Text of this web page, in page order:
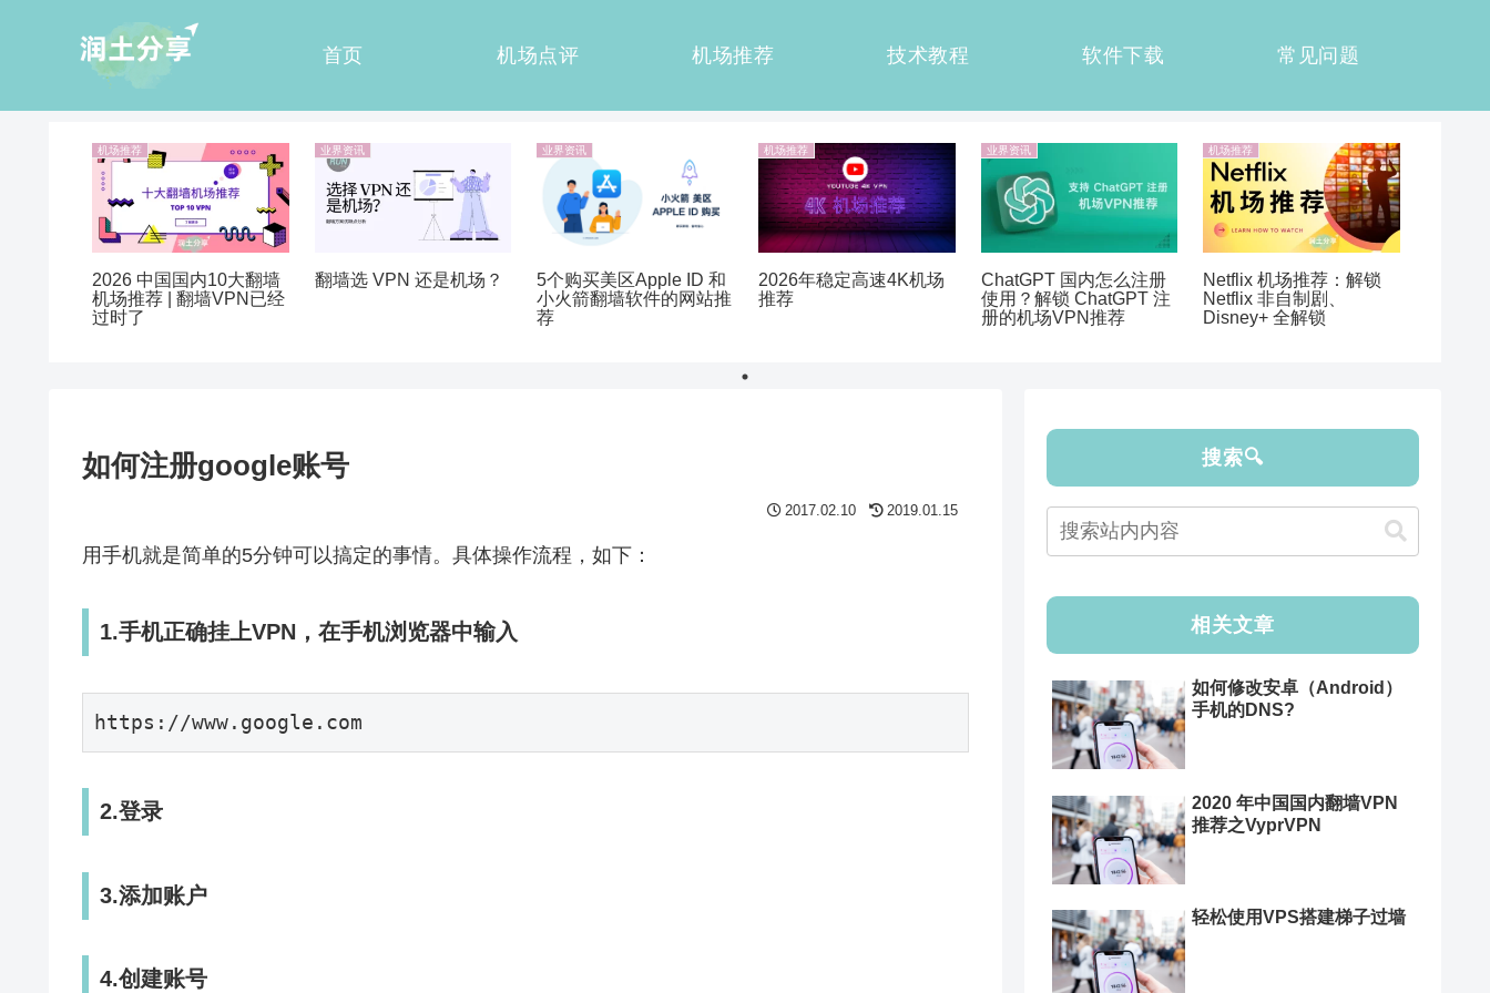
首页 机场点评 机场推荐 技术教程 软件下载 常见问题
机场推荐
2026 中国国内10大翻墙
机场推荐 | 翻墙VPN已经
过时了
业界资讯
翻墙选 VPN 还是机场？
业界资讯
5个购买美区Apple ID 和
小火箭翻墙软件的网站推
荐
机场推荐
2026年稳定高速4K机场
推荐
业界资讯
ChatGPT 国内怎么注册
使用？解锁 ChatGPT 注
册的机场VPN推荐
机场推荐
Netflix 机场推荐：解锁
Netflix 非自制剧、
Disney+ 全解锁
如何注册google账号
2017.02.10 2019.01.15
用手机就是简单的5分钟可以搞定的事情。具体操作流程，如下：
1.手机正确挂上VPN，在手机浏览器中输入
https: //www.google.com
2.登录
3.添加账户
4.创建账号
搜索🔍
相关文章
如何修改安卓（Android）
手机的DNS?
2020 年中国国内翻墙VPN
推荐之VyprVPN
轻松使用VPS搭建梯子过墙